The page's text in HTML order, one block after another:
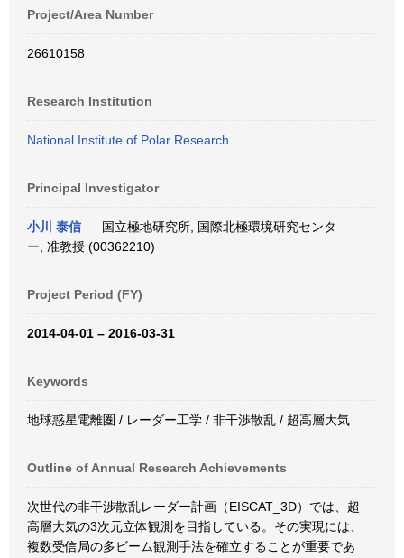
Project/Area Number
26610158
Research Institution
National Institute of Polar Research
Principal Investigator
小川 泰信
国立極地研究所, 国際北極環境研究センタ
ー, 准教授 (00362210)
Project Period (FY)
2014-04-01 – 2016-03-31
Keywords
地球惑星電離圏 / レーダー工学 / 非干渉散乱 / 超高層大気
Outline of Annual Research Achievements
次世代の非干渉散乱レーダー計画（EISCAT_3D）では、超
高層大気の3次元立体観測を目指している。その実現には、
複数受信局の多ビーム観測手法を確立することが重要であ